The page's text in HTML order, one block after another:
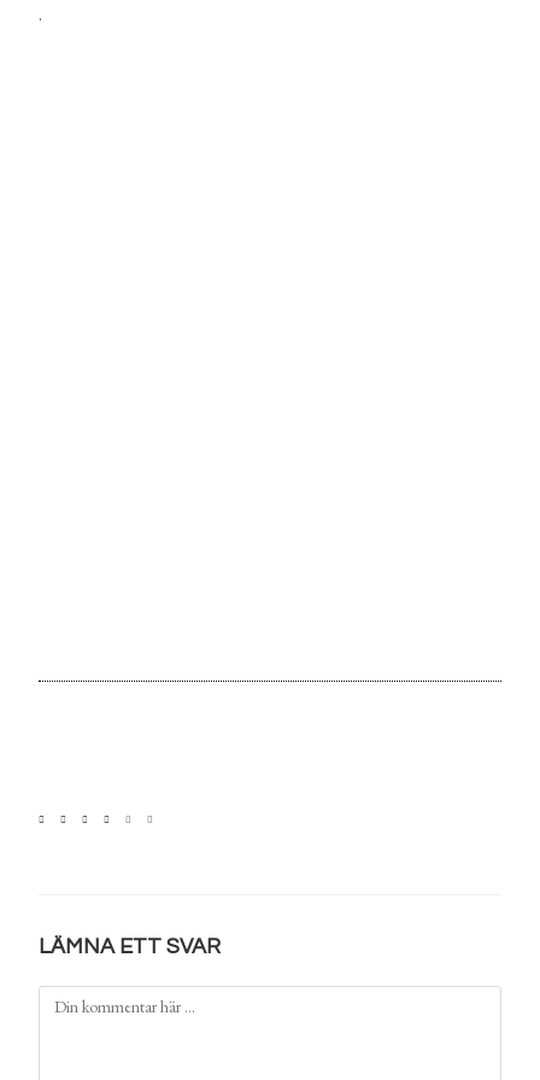
.
LÄMNA ETT SVAR